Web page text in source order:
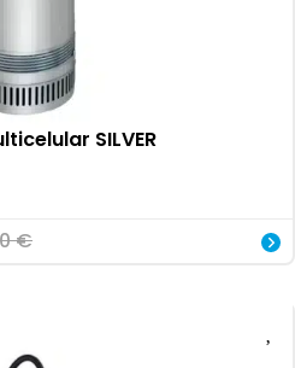
SILVER
€